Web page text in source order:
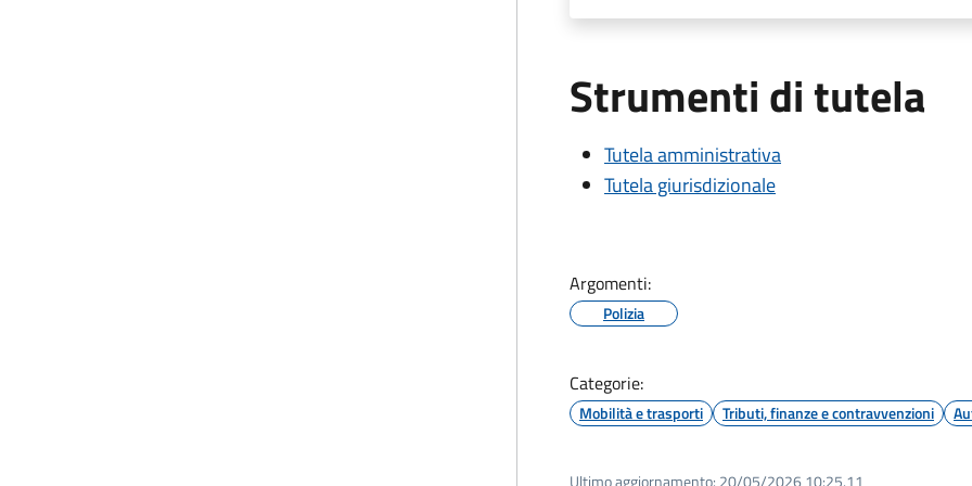
Strumenti di tutela
Tutela amministrativa
Tutela giurisdizionale
Argomenti:
Polizia
Categorie:
Mobilità e trasporti Tributi, finanze e contravvenzioni
Ultimo aggiornamento: 20/05/2026 10:25.11